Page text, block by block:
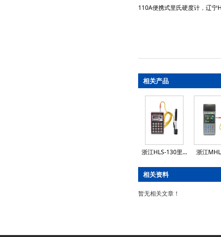
110A便携式里氏硬度计 ， 辽宁
相关产品
浙江HLS-130里... 浙江
相关资料
暂无相关文章！